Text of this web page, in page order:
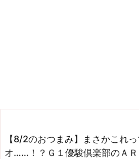
【8/2のおつまみ】まさかこれ
オ……！？Ｇ１優駿倶楽部のＡ